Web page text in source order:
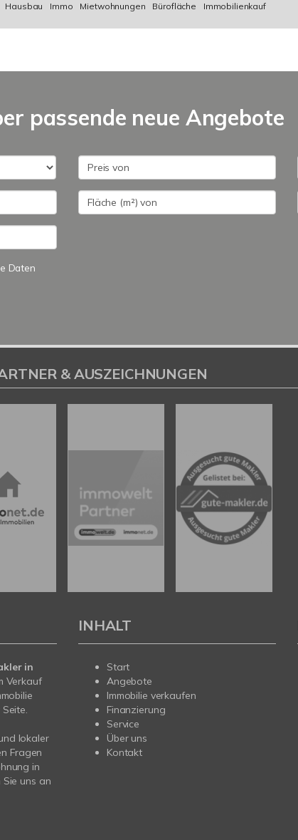
Hausbau Immo Mietwohnungen Bürofläche Immobilienkauf
passende neue Angebote
Daten
& AUSZEICHNUNGEN
in
Verkauf
lokaler
Fragen
in
Sie uns an
INHALT
Start
Angebote
Immobilie verkaufen
Finanzierung
Service
Über uns
Kontakt